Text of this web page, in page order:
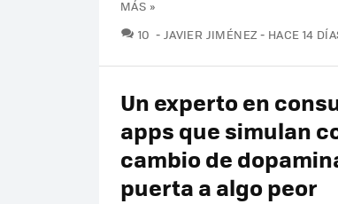
MÁS »
10 COMENTARIOS
JAVIER JIMÉNEZ HACE 14
Un experto en
apps que simulan
cambio de
puerta a algo peor